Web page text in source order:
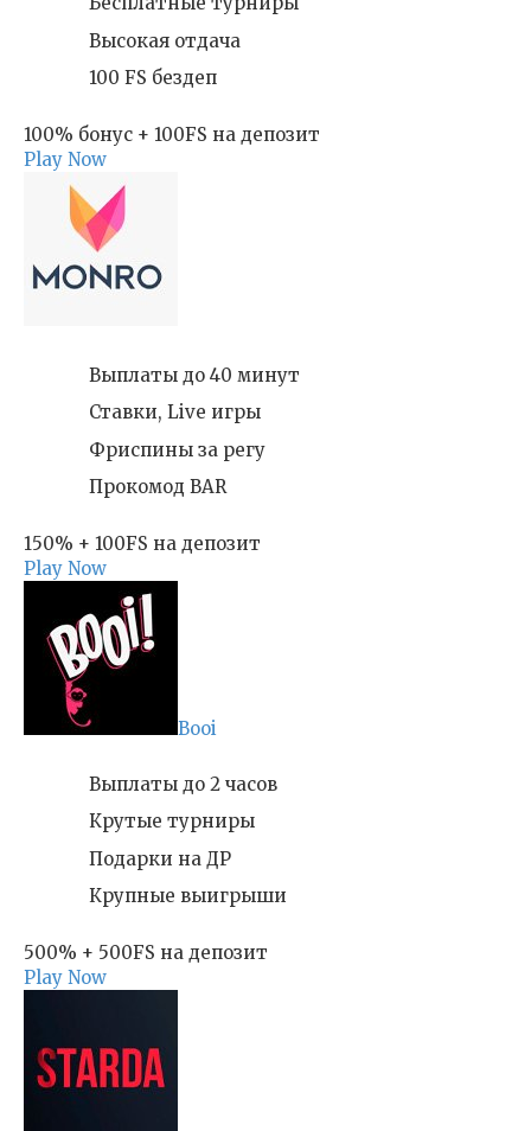
Высокая отдача
100 FS бездеп
100% бонус + 100FS на депозит
Play Now
Выплаты до 40 минут
Ставки, Live игры
Фриспины за регу
Прокомод BAR
150% + 100FS на депозит
Play Now
Booi
Выплаты до 2 часов
Крутые турниры
Подарки на ДР
Крупные выигрыши
500% + 500FS на депозит
Play Now